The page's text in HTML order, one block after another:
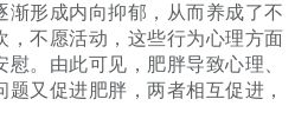
渐形成内向抑郁，从而养成了不
，不愿活动，这些行为心理方面
。由此可见，肥胖导致心理、
又促进肥胖，两者相互促进，